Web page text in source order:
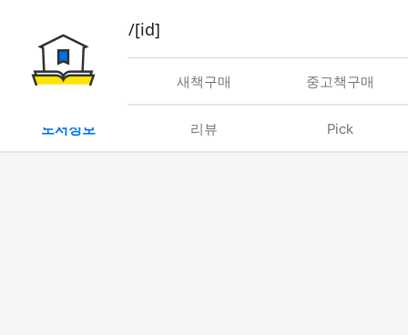
book/rent/[id]
대여 새책구매 중고책구매
도서정보 리뷰 Pick